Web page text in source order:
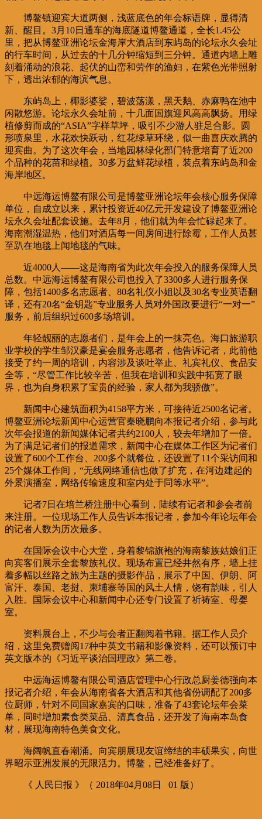
博鳌镇迎宾大道两侧，浅蓝底色的年会标语牌，显得清
新、醒目。3月10日通车的海底隧道博鳌通道，全长1.45公
里，把从博鳌亚洲论坛金海岸大酒店到东屿岛的论坛永久会址
的行车时间，从过去的十几分钟缩短到三分钟。通道内墙上雕
刻着涌动的浪花、起伏的山峦和劳作的渔妇，在紫色光带照射
下，透出浓郁的海滨气息。
东屿岛上，椰影婆娑，碧波荡漾，黑天鹅、赤麻鸭在池中
闲散悠游。论坛永久会址前，十几面国旗迎风高高飘扬。用绿
植修剪而成的“ASIA”字样草坪，吸引不少游人驻足合影。圆
形喷泉里，水花欢快跃动，红花绿草环绕，似一曲喜庆欢腾的
迎宾曲。为了这次年会，当地园林绿化部门特意培育了近200
个品种的花苗和绿植。30多万盆鲜花绿植，装点着东屿岛和金
海岸地区。
中远海运博鳌有限公司是博鳌亚洲论坛年会核心服务保障
单位，自成立以来，累计投资近40亿元开发建设了博鳌亚洲论
坛永久会址配套设施。去年8月，他们就为年会忙碌起来了。
海南潮湿温热，他们对酒店每一间房间进行除霉，工作人员甚
至趴在地毯上闻地毯的气味。
近4000人——这是海南省为此次年会投入的服务保障人员
总数。中远海运博鳌有限公司也投入了3300多人进行服务保
障，包括1400多名志愿者、80名礼仪小姐以及30名专业英语翻
译，还有20名“金钥匙”专业服务人员对外国政要进行“一对一”
服务，前后组织过600多场培训。
年轻靓丽的志愿者们，是年会上的一抹亮色。海口旅游职
业学校的学生邹汉豪是宴会服务志愿者，他告诉记者，此前他
接受了约一周的培训，内容涉及谈吐举止、礼宾礼仪、食品安
全等，“尽管工作比较辛苦，但我在培训和实践中拓宽了眼
界，也为自身积累了宝贵的经验，家人都为我骄傲”。
新闻中心建筑面积为4158平方米，可接待近2500名记者。
博鳌亚洲论坛新闻中心运营官秦晓鹏向本报记者介绍，参与此
次年会报道的新闻媒体记者共约2100人，较去年增加了一倍。
为了满足记者们的报道需求，新闻中心在媒体工作区为记者们
设置了600个工作台、200多个就餐位，还设置了11个采访间和
25个媒体工作间，“无线网络通信也做了扩充，在河边建起的
外景演播室，网络传输速度和室内处于同等水平”。
记者7日在培兰桥注册中心看到，陆续有记者和参会者前
来注册。一位现场工作人员告诉本报记者，参加今年论坛年会
的记者人数为历次最多。
在国际会议中心大堂，身着黎锦旗袍的海南黎族姑娘们正
向宾客们展示全套黎族礼仪。现场布置已经井然有序，墙上挂
着多幅以丝路之旅为主题的摄影作品，展示了中国、伊朗、阿
富汗、泰国、老挝、柬埔寨等国的风土人情，饶有韵味，引人
入胜。国际会议中心和新闻中心还专门设置了祈祷室、母婴
室。
资料展台上，不少与会者正翻阅着书籍。据工作人员介
绍，这里免费赠阅17种中英文书籍和影像资料，还可以预订中
英文版本的《习近平谈治国理政》第二卷。
中远海运博鳌有限公司酒店管理中心行政总厨姜德强向本
报记者介绍，年会从海南省各大酒店和其他省份调配了200多
位厨师，针对不同国家嘉宾的口味，准备了43套论坛年会菜
单，同时增加素食类菜品、清真食品，还开发了海南本岛食
材，展现海南特色美食文化。
海阔帆直春潮涌。向宾朋展现友谊缔结的丰硕果实，向世
界昭示亚洲发展的无限活力。博鳌，已经准备好了。
《 人民日报 》（ 2018年04月08日 01 版）